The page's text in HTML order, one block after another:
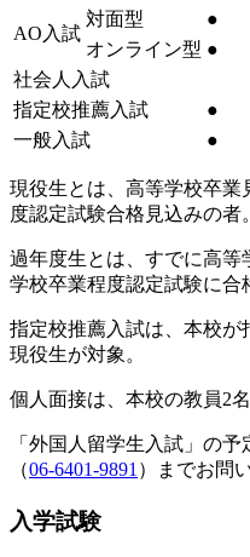
AO入試
対面型
●
オンライン型 ●
社会人入試
指定校推薦入試
●
一般入試
●
現役生とは、高等学校卒業
度認定試験合格見込みの者。
過年度生とは、すでに高
学校卒業程度認定試験に合
指定校推薦入試は、本校が
現役生が対象。
個人面接は、本校の教員2
「外国人留学生入試」の
（06-6401-9891 ）までお問
入学試験